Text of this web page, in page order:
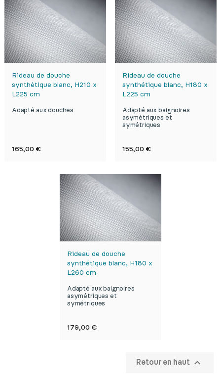
Rideau de douche
synthétique blanc, H210 x
L225 cm
Adapté aux douches
Prix
165,00 €
Rideau de douche
synthétique blanc, H180 x
L225 cm
Adapté aux baignoires
asymétriques et
symétriques
Prix
155,00 €
Rideau de douche
synthétique blanc, H180 x
L260 cm
Adapté aux baignoires
asymétriques et
symétriques
Prix
179,00 €
Retour en haut 